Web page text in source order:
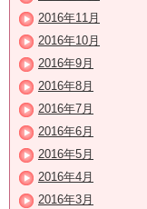
2016年11月
2016年10月
2016年9月
2016年8月
2016年7月
2016年6月
2016年5月
2016年4月
2016年3月